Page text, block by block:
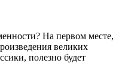
На первом месте,
великих
полезно будет